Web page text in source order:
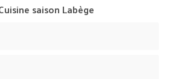
saison Labège